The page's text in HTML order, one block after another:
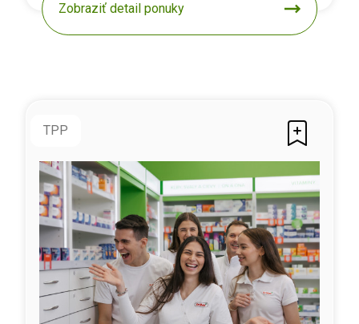
Zobraziť detail ponuky
TPP